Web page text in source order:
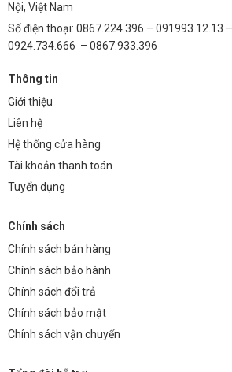
Nội, Việt Nam
Số điện thoại: 0867.224.396 – 091993.12.13
0924.734.666 – 0867.933.396
Thông tin
Giới thiệu
Liên hệ
Hệ thống cửa hàng
Tài khoản thanh toán
Tuyển dụng
Chính sách
Chính sách bán hàng
Chính sách bảo hành
Chính sách đổi trả
Chính sách bảo mật
Chính sách vận chuyển